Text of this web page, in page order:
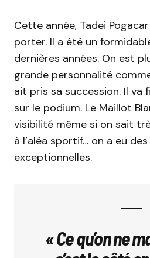
Cette année, Tadei
porter. Il a été un
dernières années. On est
grande personnalité
ait pris sa succession. Il va
sur le podium. Le Maillot
visibilité même si on sait
à l’aléa sportif… on a eu
exceptionnelles.
« Ce qu’on ne